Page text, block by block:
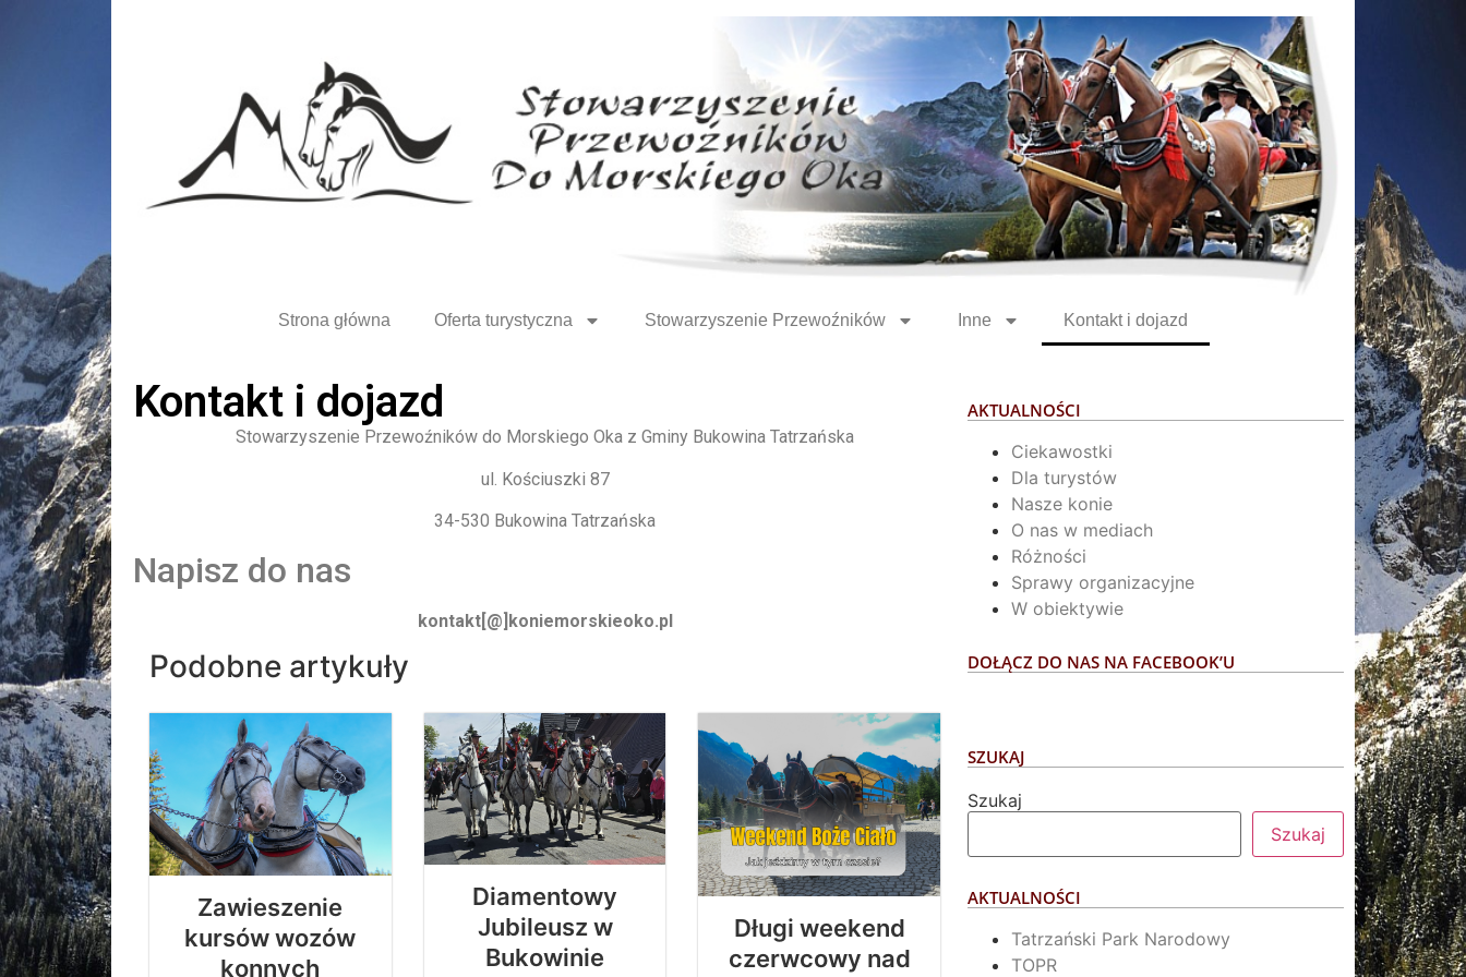
Strona główna Oferta turystyczna Stowarzyszenie Przewoźników Inne Kontakt i dojazd
Kontakt i dojazd
Stowarzyszenie Przewoźników do Morskiego Oka z Gminy Bukowina Tatrzańska
ul. Kościuszki 87
34-530 Bukowina Tatrzańska
Napisz do nas
kontakt[ @ koniemorskieoko.pl
Podobne artykuły
Zawieszenie
kursów wozów
konnych
Diamentowy
Jubileusz w
Bukowinie
Długi weekend
czerwcowy nad
AKTUALNOŚCI
Ciekawostki
Dla turystów
Nasze konie
O nas w mediach
Różności
Sprawy organizacyjne
W obiektywie
DOŁĄCZ DO NAS NA FACEBOOK’U
SZUKAJ
Szukaj
Szukaj
AKTUALNOŚCI
Tatrzański Park Narodowy
TOPR